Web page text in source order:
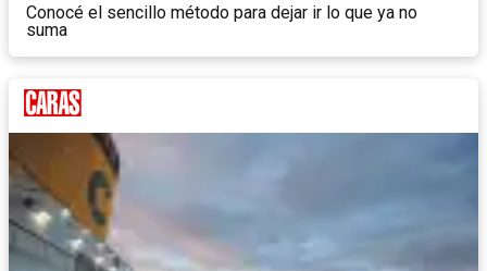
Conocé el sencillo método para dejar ir lo que ya no
suma